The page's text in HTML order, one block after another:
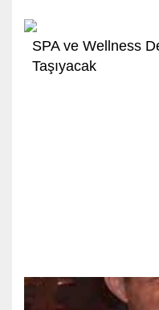
SPA ve Wellness
Taşıyacak